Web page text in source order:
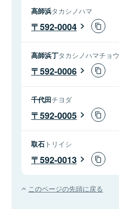
高師浜タカシノハマ
592-0004
高師浜丁タカシノハマチョウ
592-0006
千代田チヨダ
592-0005
取石 トリイシ
592-0013
このページの先頭に戻る